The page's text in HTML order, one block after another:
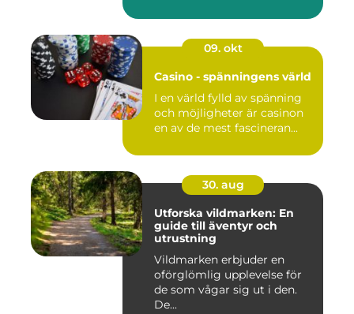
09. okt
Casino - spänningens värld
I en värld fylld av spänning
och möjligheter är casinon
en av de mest fascineran...
30. aug
Utforska vildmarken: En
guide till äventyr och
utrustning
Vildmarken erbjuder en
oförglömlig upplevelse för
de som vågar sig ut i den.
De...